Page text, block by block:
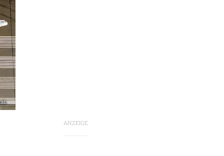
ANZEIGE